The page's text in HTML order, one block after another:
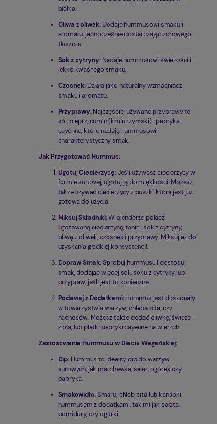
białka.
Oliwa z oliwek: Dodaje hummusowi smaku i
aromatu, jednocześnie dostarczając zdrowego
tłuszczu.
Sok z cytryny: Nadaje hummusowi świeżości i
lekko kwaśnego smaku.
Czosnek: Działa jako naturalny wzmacniacz
smaku i aromatu.
Przyprawy: Najczęściej używane przyprawy to
sól, pieprz, cumin (kmin rzymski) i papryka
cayenne, które nadają hummusowi
charakterystyczny smak.
Jak Przygotować Hummus:
Ugotuj Ciecierzycę:Jeśli używasz ciecierzycy w
formie surowej, ugotuj ją do miękkości. Możesz
także używać ciecierzycy z puszki, która jest już
gotowa do użycia.
Miksuj Składniki:W blenderze połącz
ugotowaną ciecierzycę, tahini, sok z cytryny,
oliwę z oliwek, czosnek i przyprawy. Miksuj aż do
uzyskania gładkiej konsystencji.
Dopraw Smak:Spróbuj hummusu i dostosuj
smak, dodając więcej soli, soku z cytryny lub
przypraw, jeśli jest to konieczne.
Podawaj z Dodatkami: Hummus jest doskonały
w towarzystwie warzyw, chleba pita, czy
nachosów. Możesz także dodać oliwkę, świeże
zioła, lub płatki papryki cayenne na wierzch.
Zastosowania Hummusu w Diecie Wegańskiej:
Dip: Hummus to idealny dip do warzyw
surowych, jak marchewka, seler, ogórek czy
papryka.
Smakowidło:Smaruj chleb pita lub kanapki
hummusem z dodatkami, takimi jak sałata,
pomidory, czy ogórki.